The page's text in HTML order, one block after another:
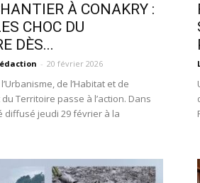
À CONAKRY :
CHOC DU
DÈS...
- 20 février 2026
de l’Habitat et de
du Territoire passe à l’action. Dans
diffusé jeudi 29 février à la